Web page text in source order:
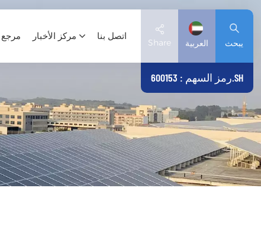
مرجع مركز الأخبار اتصل بنا
Share العربية
English
Deutsch
español
日本語
يبحث
رمز السهم : 600153.SH